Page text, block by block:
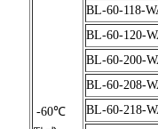
-60℃
BL-60-118-
BL-60-120-
BL-60-200-
BL-60-208-
BL-60-218-